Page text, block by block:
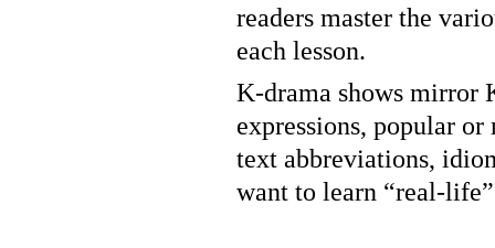
readers master the
each lesson.
K-drama shows mirror
expressions, popular
text abbreviations,
want to learn “real-